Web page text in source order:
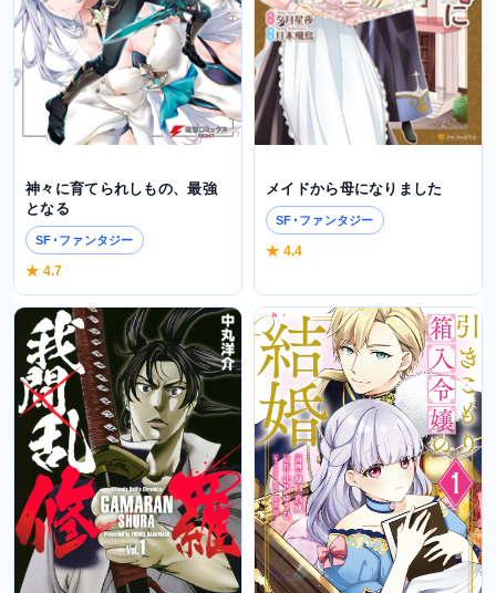
神々に育てられしもの、最強
となる
SF･ファンタジー
★ 4.7
メイドから母になりました
SF･ファンタジー
★ 4.4